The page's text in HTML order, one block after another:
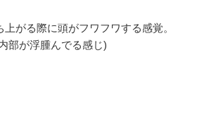
がる際に頭がフワフワする感覚。
部が浮腫んでる感じ)